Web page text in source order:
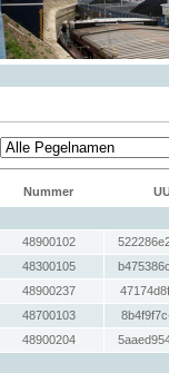
Nummer
48900102
48300105
48900237
48700103
48900204